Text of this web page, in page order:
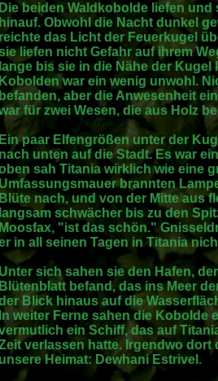
Die beiden Waldkobolde liefen
hinauf. Obwohl die Nacht dunkel
reichte das Licht der Feuerkugel
liefen nicht Gefahr auf ihrem
lange bis sie in die Nähe der
Kobolden war ein wenig unwohl.
befanden, aber die Anwesenheit
für zwei Wesen, die aus Holz
Ein paar Elfengrößen unter der
nach unten auf die Stadt. Es war
sah Titania wirklich wie eine
Umfassungsmauer brannten
nach, und von der Mitte aus
langsam schwächer bis zu den
Moosfax, "ist das schön."
in all seinen Tagen in Titania
Unter sich sahen sie den Hafen,
Blütenblatt befand, das ins Meer
Blick hinaus auf die
In weiter Ferne sahen die Kobolde
ein Schiff, das auf
verlassen hatte. Irgendwo
unsere Heimat: Dewhani Estrivel.